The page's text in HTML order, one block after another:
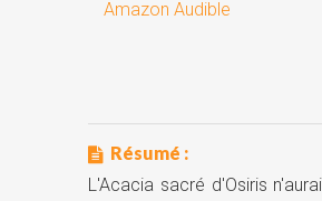
Amazon Audible
Résumé :
L'Acacia sacré d'Osiris